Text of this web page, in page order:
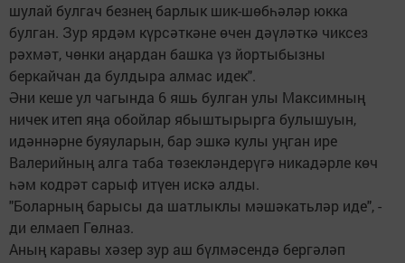
шулай булгач безнең барлык шик-шөбһәләр юкка
булган. Зур ярдәм күрсәткәне өчен дәүләткә чиксез
рәхмәт, чөнки аңардан башка үз йортыбызны
беркайчан да булдыра алмас идек".
Әни кеше ул чагында 6 яшь булган улы Максимның
ничек итеп яңа обойлар ябыштырырга булышуын,
идәннәрне буяуларын, бар эшкә кулы уңган ире
Валерийның алга таба төзекләндерүгә никадәрле көч
һәм кодрәт сарыф итүен искә алды.
"Боларның барысы да шатлыклы мәшәкатьләр иде", -
ди елмаеп Гөлназ.
Аның каравы хәзер зур аш бүлмәсендә бергәләп